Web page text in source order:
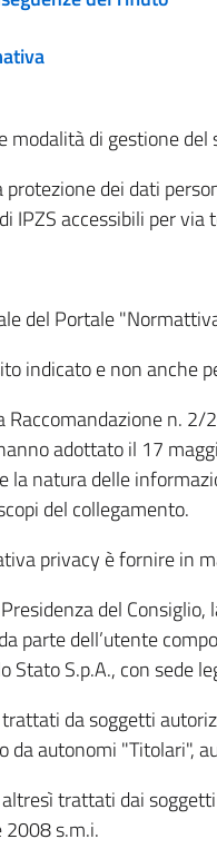
modalità di gestione
dei dati
IPZS accessibili per via
del Portale
indicato e non
Raccomandazione n.
adottato il 17
la natura delle
del collegamento.
privacy è fornire in
del
parte dell’utente
Stato S.p.A., con sede
da soggetti
da autonomi "Titolari",
trattati dai
s.m.i.